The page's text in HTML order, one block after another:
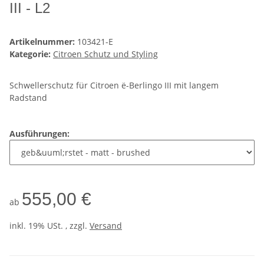
III - L2
Artikelnummer: 103421-E
Kategorie: Citroen Schutz und Styling
Schwellerschutz für Citroen ë-Berlingo III mit langem
Radstand
Ausführungen:
ab 555,00 €
inkl. 19% USt. , zzgl. Versand